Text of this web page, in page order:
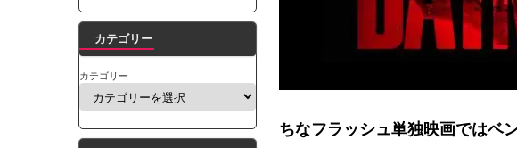
ちなフラッシュ単独映画ではベ
カテゴリー
カテゴリー